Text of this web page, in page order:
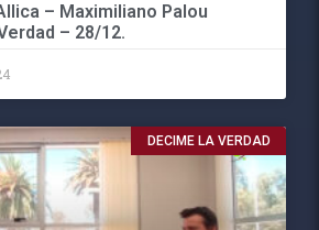
– Maximiliano Palou
– 28/12.
DECIME LA VERDAD